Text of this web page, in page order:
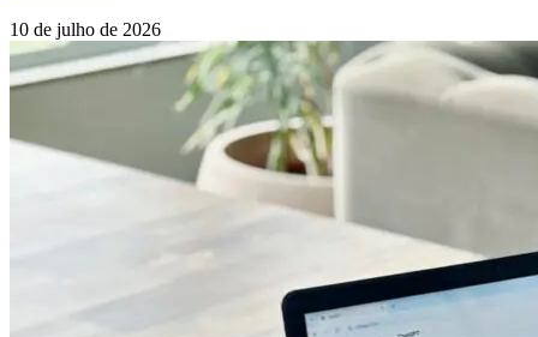
10 de julho de 2026